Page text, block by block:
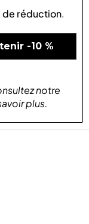
de réduction.
notre
plus.